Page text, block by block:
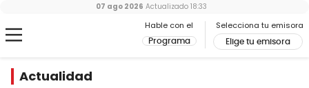
Hable con el
Programa
Selecciona tu emisora
Elige tu emisora
07 ago 2026 Actualizado 18:33
Actualidad